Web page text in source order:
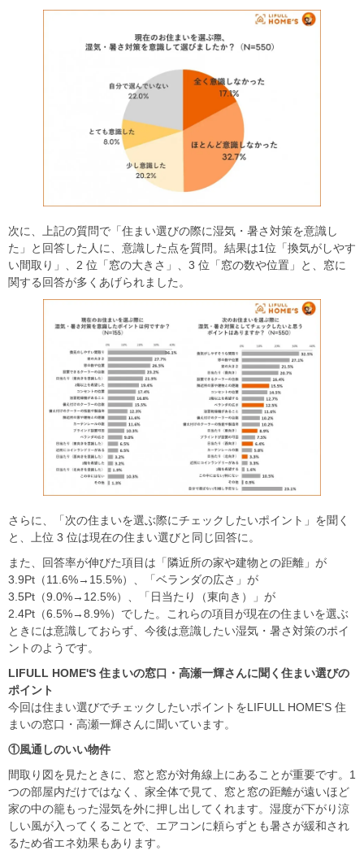
次に、上記の質問で「住まい選びの際に湿気・暑さ対策を意識し
た」と回答した人に、意識した点を質問。結果は1位「換気がしやす
い間取り」、2 位「窓の大きさ」、3 位「窓の数や位置」と、窓に
関する回答が多くあげられました。
さらに、「次の住まいを選ぶ際にチェックしたいポイント」を聞く
と、上位 3 位は現在の住まい選びと同じ回答に。
また、回答率が伸びた項目は「隣近所の家や建物との距離」が
3.9Pt（11.6%→15.5%）、「ベランダの広さ」が
3.5Pt（9.0%→12.5%）、「日当たり（東向き）」が
2.4Pt（6.5%→8.9%）でした。これらの項目が現在の住まいを選ぶ
ときには意識しておらず、今後は意識したい湿気・暑さ対策のポイ
ントのようです。
LIFULL HOME'S 住まいの窓口・高瀬一輝さんに聞く住まい選びの
ポイント
今回は住まい選びでチェックしたいポイントをLIFULL HOME'S 住
まいの窓口・高瀬一輝さんに聞いています。
①風通しのいい物件
間取り図を見たときに、窓と窓が対角線上にあることが重要です。1
つの部屋内だけではなく、家全体で見て、窓と窓の距離が遠いほど
家の中の籠もった湿気を外に押し出してくれます。湿度が下がり涼
しい風が入ってくることで、エアコンに頼らずとも暑さが緩和され
るため省エネ効果もあります。